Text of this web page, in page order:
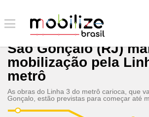
São Gonçalo (RJ)
mobilização pela
metrô
As obras do Linha 3 do metrô carioca, que
Gonçalo, estão previstas para começar até